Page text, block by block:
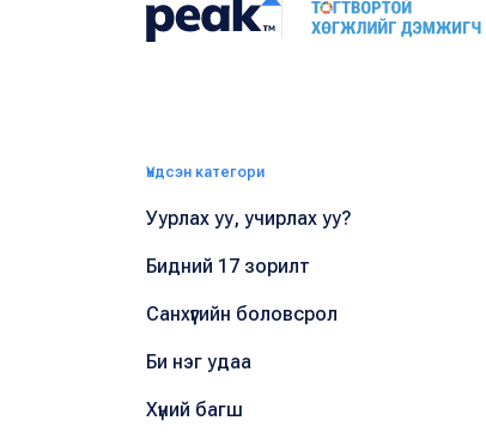
Үндсэн категори
Уурлах уу, учирлах уу?
Бидний 17 зорилт
Санхүүгийн боловсрол
Би нэг удаа
Хүний багш